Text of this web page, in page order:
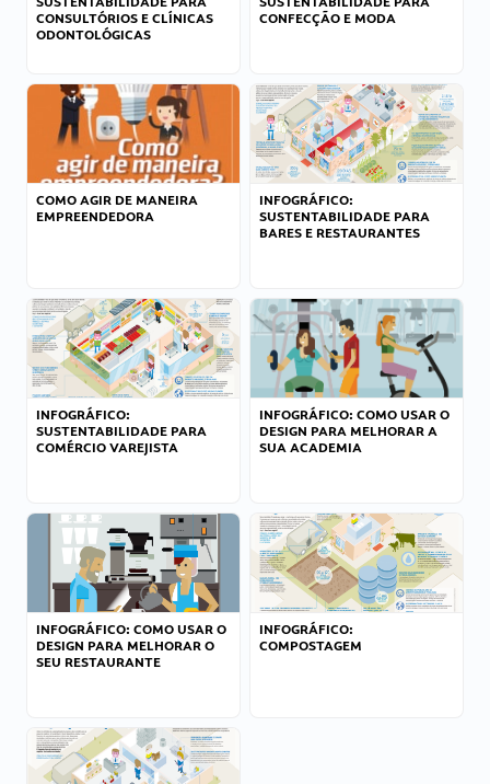
CONSULTÓRIOS E CLÍNICAS
ODONTOLÓGICAS
CONFECÇÃO E MODA
COMO AGIR DE MANEIRA
EMPREENDEDORA
INFOGRÁFICO:
SUSTENTABILIDADE PARA
BARES E RESTAURANTES
INFOGRÁFICO:
SUSTENTABILIDADE PARA
COMÉRCIO VAREJISTA
INFOGRÁFICO: COMO USAR O
DESIGN PARA MELHORAR A
SUA ACADEMIA
INFOGRÁFICO: COMO USAR O
DESIGN PARA MELHORAR O
SEU RESTAURANTE
INFOGRÁFICO:
COMPOSTAGEM